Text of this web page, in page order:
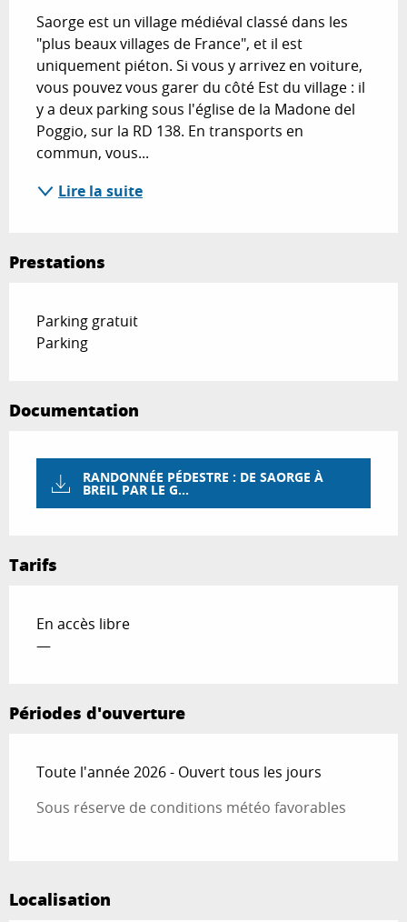
Saorge est un village médiéval classé dans les
"plus beaux villages de France", et il est
uniquement piéton. Si vous y arrivez en voiture,
vous pouvez vous garer du côté Est du village : il
y a deux parking sous l'église de la Madone del
Poggio, sur la RD 138. En transports en
commun, vous...
Lire la suite
Prestations
Parking gratuit
Parking
Documentation
RANDONNÉE PÉDESTRE : DE SAORGE À
BREIL PAR LE G...
Tarifs
En accès libre
—
Périodes d'ouverture
Toute l'année 2026 - Ouvert tous les jours
Sous réserve de conditions météo favorables
Localisation